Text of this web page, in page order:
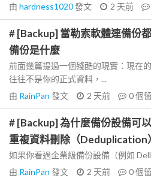
由 hardness1020發文 2 天前
# [Backup] 當勒索軟體連備份
備份是什麼
前面幾篇提過一個殘酷的現實：現在
往往不是你的正式資料，...
由 RainPan 發文 2 天前 0個
# [Backup] 為什麼備份設備可
重複資料刪除（Deduplication）
如果你看過企業級備份設備（例如
由 RainPan 發文 2 天前 0個